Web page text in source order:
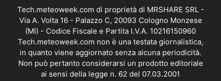
Tech.meteoweek.com di proprietà di MRSHARE SRL -
Via A. Volta 16 - Palazzo C, 20093 Cologno Monzese
(MI) - Codice Fiscale e Partita I.V.A. 10216150960
Tech.meteoweek.com non è una testata giornalistica,
in quanto viene aggiornato senza alcuna periodicità.
Non può pertanto considerarsi un prodotto editoriale
ai sensi della legge n. 62 del 07.03.2001